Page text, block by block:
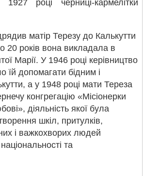
1927 році черниці-кармелітки
матір Терезу до Калькутти
20 років вона викладала в
Марії. У 1946 році керівництво
їй допомагати бідним і
а у 1948 році мати Тереза
конгрегацію «Місіонерки
діяльність якої була
шкіл, притулків,
і важкохворих людей
та